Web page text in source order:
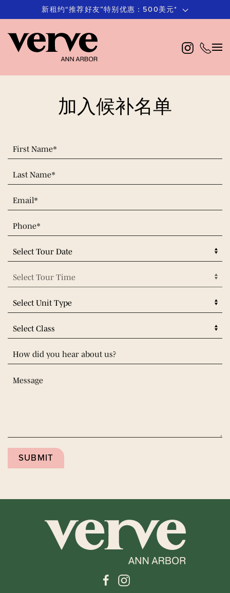
至
主
内
新租约“推荐好友”特别优惠：500美元*
加入候补名单
SUBMIT